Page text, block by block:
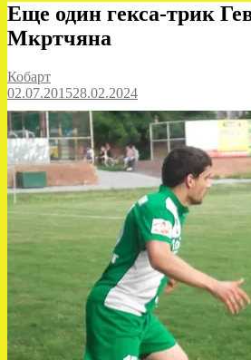
Еще один гекса-трик
Мкртчяна
Кобарт
02.07.201528.02.2024